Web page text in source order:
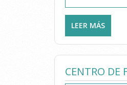
LEER MÁS
CENTRO DE